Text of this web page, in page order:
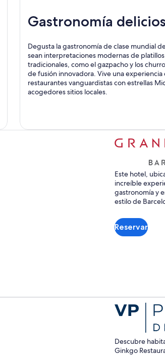
Gastronomía
Degusta la gastronomía de clase mundial
sean interpretaciones modernas de platillos
tradicionales, como el gazpacho y los
de fusión innovadora. Vive una experiencia
restaurantes vanguardistas con estrellas
acogedores sitios locales.
Este hotel,
increíble
gastronomía y
estilo de
Reservar
Se
Descubre
Ginkgo